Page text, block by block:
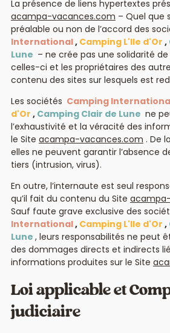
La présence de liens hypertextes
acampa-vacances.com – Quel que
préalable ou non de l’accord des
International, Camping L'Ile d'Or ,
Lune – ne crée pas une solidarité
celles-ci et les propriétaires des
contenu des sites sur lesquels est
Les sociétés Camping
d'Or , Camping Clair de Lune ne
l’exhaustivité et la véracité des
le Site acampa-vacances.com . De
elles ne peuvent garantir l’absence
tiers (intrusion, virus).
En outre, l’internaute est seul
qu’il fait du contenu du Site
Sauf faute grave exclusive des
International, Camping L'Ile d'Or ,
Lune , leurs responsabilités ne peut
des dommages directs et indirects
informations produites sur le Site
Loi applicable et
judiciaire